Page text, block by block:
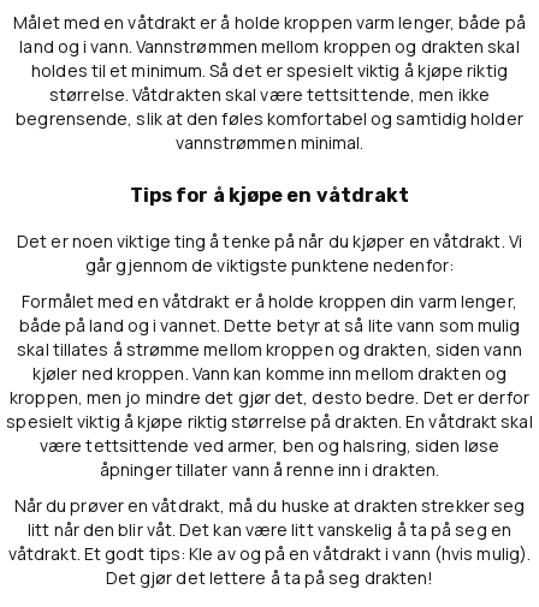
Målet med en våtdrakt er å holde kroppen varm lenger, både på
land og i vann. Vannstrømmen mellom kroppen og drakten skal
holdes til et minimum. Så det er spesielt viktig å kjøpe riktig
størrelse. Våtdrakten skal være tettsittende, men ikke
begrensende, slik at den føles komfortabel og samtidig holder
vannstrømmen minimal.
Tips for å kjøpe en våtdrakt
Det er noen viktige ting å tenke på når du kjøper en våtdrakt. Vi
går gjennom de viktigste punktene nedenfor:
Formålet med en våtdrakt er å holde kroppen din varm lenger,
både på land og i vannet. Dette betyr at så lite vann som mulig
skal tillates å strømme mellom kroppen og drakten, siden vann
kjøler ned kroppen. Vann kan komme inn mellom drakten og
kroppen, men jo mindre det gjør det, desto bedre. Det er derfor
spesielt viktig å kjøpe riktig størrelse på drakten. En våtdrakt skal
være tettsittende ved armer, ben og halsring, siden løse
åpninger tillater vann å renne inn i drakten.
Når du prøver en våtdrakt, må du huske at drakten strekker seg
litt når den blir våt. Det kan være litt vanskelig å ta på seg en
våtdrakt. Et godt tips: Kle av og på en våtdrakt i vann (hvis mulig).
Det gjør det lettere å ta på seg drakten!